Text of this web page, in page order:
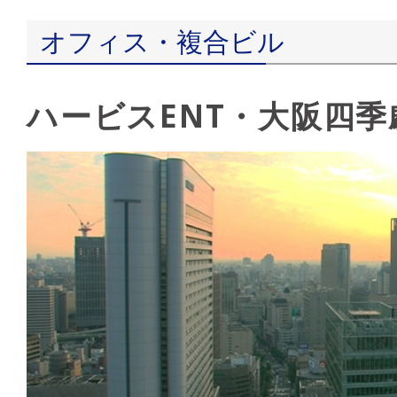
オフィス・複合ビル
ハービスENT・大阪四季